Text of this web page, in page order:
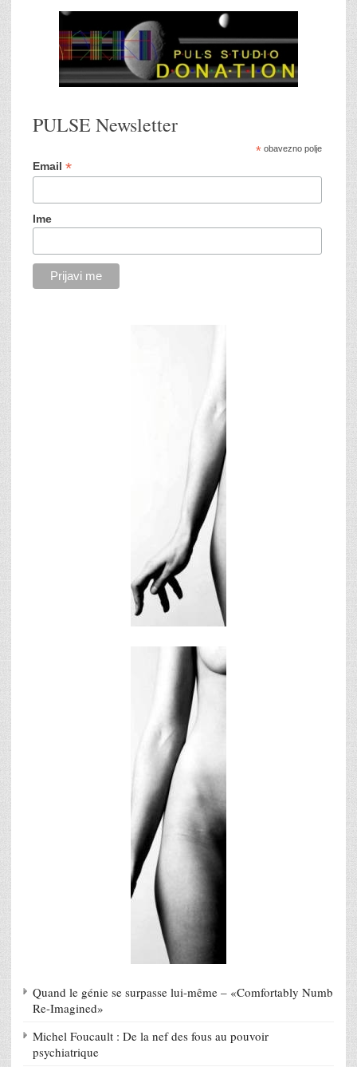
PULSE Newsletter
*obavezno polje
Email *
Ime
Quand le génie se surpasse lui-même – «Comfortably Numb
Re-Imagined»
Michel Foucault : De la nef des fous au pouvoir
psychiatrique